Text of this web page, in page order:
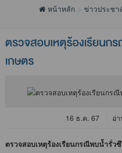
หน้าหลัก ข่าวประช
ตรวจสอบเหตุร้องเรียน
เกษตร
16 ธ.ค. 67 อ่
ตรวจสอบเหตุร้องเรียนกรณีพบน้ำรั่ว